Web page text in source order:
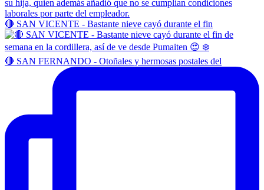
🔴 SAN VICENTE - Bastante nieve cayó durante el fin
🔴 SAN FERNANDO - Otoñales y hermosas postales del